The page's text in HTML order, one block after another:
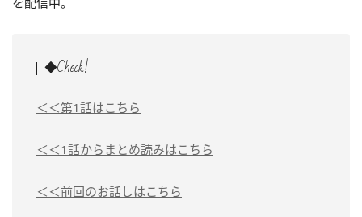
◆Check!
＜＜第1話はこちら
＜＜1話からまとめ読みはこちら
＜＜前回のお話しはこちら